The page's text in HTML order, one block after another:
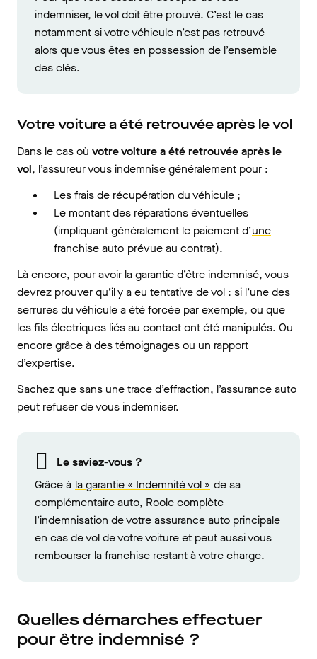
indemniser, le vol doit être prouvé. C’est le cas
notamment si votre véhicule n’est pas retrouvé
alors que vous êtes en possession de l’ensemble
des clés.
Votre voiture a été retrouvée après le vol
Dans le cas où votre voiture a été retrouvée après le
vol, l’assureur vous indemnise généralement pour :
Les frais de récupération du véhicule ;
Le montant des réparations éventuelles
(impliquant généralement le paiement d’une
franchise auto prévue au contrat).
Là encore, pour avoir la garantie d’être indemnisé, vous
devrez prouver qu’il y a eu tentative de vol : si l’une des
serrures du véhicule a été forcée par exemple, ou que
les fils électriques liés au contact ont été manipulés. Ou
encore grâce à des témoignages ou un rapport
d’expertise.
Sachez que sans une trace d’effraction, l’assurance auto
peut refuser de vous indemniser.
Le saviez-vous ?
Grâce à la garantie « Indemnité vol » de sa
complémentaire auto, Roole complète
l’indemnisation de votre assurance auto principale
en cas de vol de votre voiture et peut aussi vous
rembourser la franchise restant à votre charge.
Quelles démarches effectuer
pour être indemnisé ?